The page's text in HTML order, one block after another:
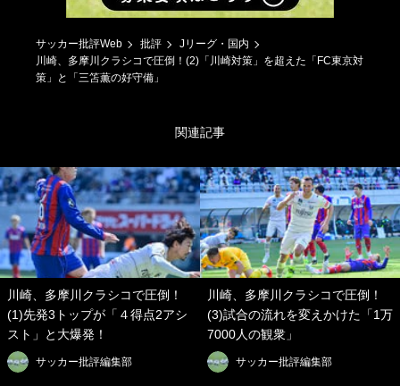
サッカー批評Web 批評
Jリーグ・国内
川崎、多摩川クラシコで圧倒！(2)「川崎対策」を超えた「FC東京対
策」と「三笘薫の好守備」
関連記事
川崎、多摩川クラシコで圧倒！
(1)先発3トップが「４得点2アシ
スト」と大爆発！
サッカー批評編集部
川崎、多摩川クラシコで圧倒！
(3)試合の流れを変えかけた「1万
7000人の観衆」
サッカー批評編集部